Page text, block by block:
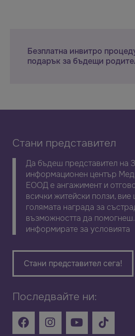
Безплатна инвитро
подарък за бъдещи
Стани представител
Да бъдеш представител на
информационен център
ЕООД е ангажимент и
всички житейски ползи,
голямата награда за
възможността да
информирате за условията
Стани представител сега!
Последвайте ни: